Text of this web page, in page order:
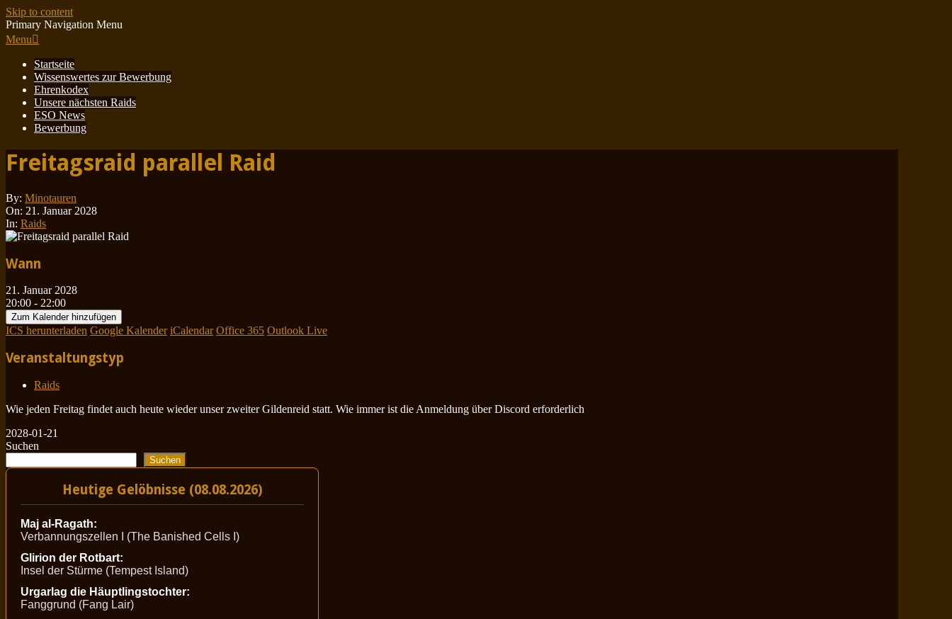
Skip to content
Primary Navigation Menu
Menu
Startseite
Wissenswertes zur Bewerbung
Ehrenkodex
Unsere nächsten Raids
ESO News
Bewerbung
Freitagsraid parallel Raid
By: Minotauren
On: 21. Januar 2028
In: Raids
Wann
21. Januar 2028
20:00 - 22:00
Zum Kalender hinzufügen
ICS herunterladen Google Kalender iCalendar Office 365 Outlook Live
Veranstaltungstyp
Raids
Wie jeden Freitag findet auch heute wieder unser zweiter Gildenreid statt. Wie immer ist die Anmeldung über Discord erforderlich
2028-01-21
Suchen
Suchen
Heutige Gelöbnisse (08.08.2026)
Maj al-Ragath:
Verbannungszellen I (The Banished Cells I)
Glirion der Rotbart:
Insel der Stürme (Tempest Island)
Urgarlag die Häuptlingstochter:
Fanggrund (Fang Lair)